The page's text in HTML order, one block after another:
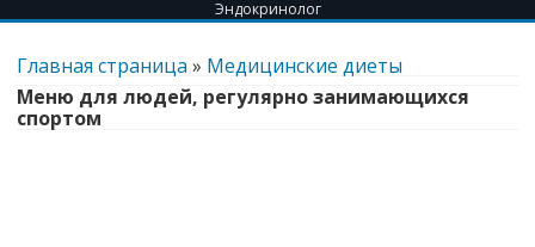
Эндокринолог
Перейти
содержимому
Главная страница » Медицинские диеты
Меню для людей, регулярно занимающихся
спортом